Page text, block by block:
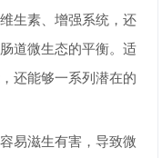
生素、增强系统，还
道微生态的平衡。适
还能够一系列潜在的
易滋生有害，导致微